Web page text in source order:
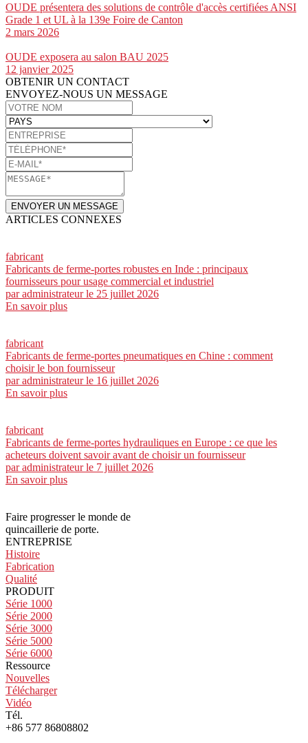
OUDE présentera des solutions de contrôle d'accès certifiées ANSI
Grade 1 et UL à la 139e Foire de Canton
2 mars 2026
OUDE exposera au salon BAU 2025
12 janvier 2025
OBTENIR UN CONTACT
ENVOYEZ-NOUS UN MESSAGE
ENVOYER UN MESSAGE
ARTICLES CONNEXES
fabricant
Fabricants de ferme-portes robustes en Inde : principaux
fournisseurs pour usage commercial et industriel
paradministrateurle 25 juillet 2026
En savoir plus
fabricant
Fabricants de ferme-portes pneumatiques en Chine : comment
choisir le bon fournisseur
paradministrateurle 16 juillet 2026
En savoir plus
fabricant
Fabricants de ferme-portes hydrauliques en Europe : ce que les
acheteurs doivent savoir avant de choisir un fournisseur
paradministrateurle 7 juillet 2026
En savoir plus
Faire progresser le monde de
quincaillerie de porte.
ENTREPRISE
Histoire
Fabrication
Qualité
PRODUIT
Série 1000
Série 2000
Série 3000
Série 5000
Série 6000
Ressource
Nouvelles
Télécharger
Vidéo
Tél.
+86 577 86808802